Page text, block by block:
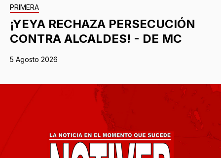
PRIMERA
¡YEYA RECHAZA PERSECUCIÓN
CONTRA ALCALDES! - DE MC
5 Agosto 2026